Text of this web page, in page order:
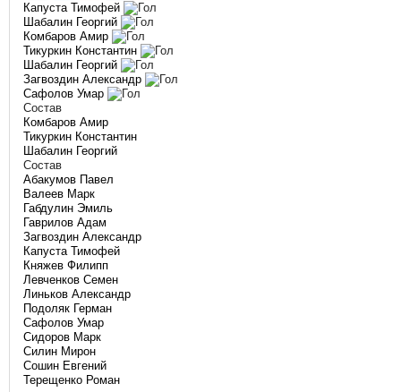
Капуста Тимофей
Шабалин Георгий
Комбаров Амир
Тикуркин Константин
Шабалин Георгий
Загвоздин Александр
Сафолов Умар
Состав
Комбаров Амир
Тикуркин Константин
Шабалин Георгий
Состав
Абакумов Павел
Валеев Марк
Габдулин Эмиль
Гаврилов Адам
Загвоздин Александр
Капуста Тимофей
Княжев Филипп
Левченков Семен
Линьков Александр
Подоляк Герман
Сафолов Умар
Сидоров Марк
Силин Мирон
Сошин Евгений
Терещенко Роман